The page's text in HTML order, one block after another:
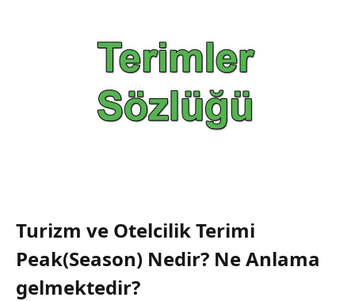
Turizm ve Otelcilik Terimi
Peak(Season) Nedir? Ne Anlama
gelmektedir?